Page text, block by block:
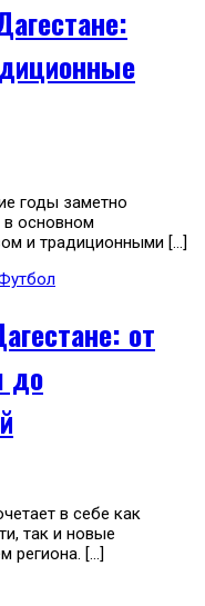
годы заметно
основном
и традиционными […]
от
до
в себе как
так и новые
региона. […]